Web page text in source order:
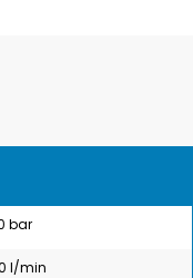
bar
l/min